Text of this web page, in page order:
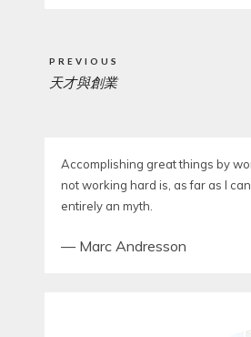
navigation
PREVIOUS
PREVIOUS
天才與創業
Accomplishing great things by
not working hard is, as far as I
entirely an myth.
— Marc Andresson